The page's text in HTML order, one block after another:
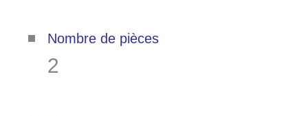
Nombre de pièces
2